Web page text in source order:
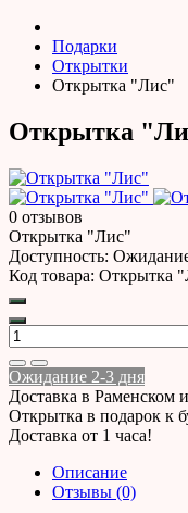
Подарки
Открытки
Открытка "Лис"
Открытка
0 отзывов
Открытка "Лис"
Доступность:
Код товара: Открытка
Ожидание 2-3 дня
Доставка в Раменском
Открытка в подарок к
Доставка от 1 часа!
Описание
Отзывы (0)